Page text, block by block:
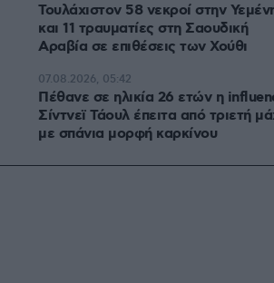
Τουλάχιστον 58 νεκροί στην
και 11 τραυματίες στη Σαουδική
Αραβία σε επιθέσεις των Χούθι
Πέθανε σε ηλικία 26 ετών η
Σίντνεϊ Τάουλ έπειτα από τριετή
με σπάνια μορφή καρκίνου
07.08.2026, 05:42